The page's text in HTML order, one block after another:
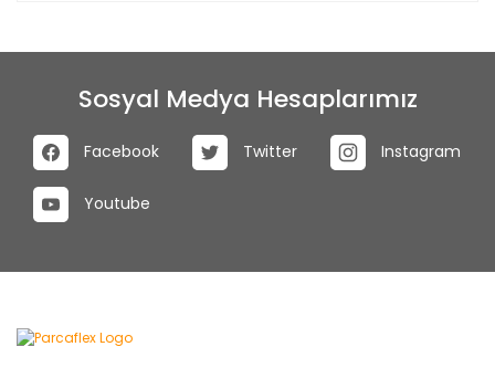
Sosyal Medya Hesaplarımız
Facebook Twitter Instagram
Youtube